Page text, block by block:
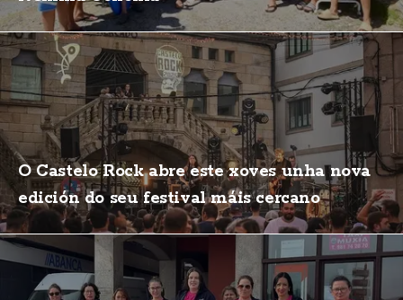
O Castelo Rock abre este xoves unha nova
edición do seu festival máis cercano